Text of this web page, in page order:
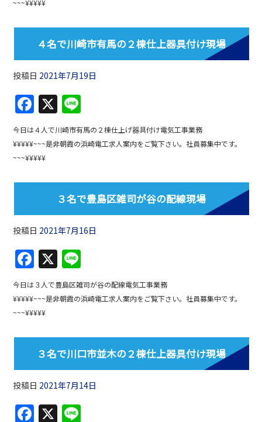
e
b
o
o
k
~~~¥¥¥¥¥
４名で川崎市有馬の２棟仕上器具付け現場
投稿日 2021年7月19日
F
a
c
e
b
o
k
X
n
e
今日は４人で川崎市有馬の２棟仕上げ器具付け電気工事業務
¥¥¥¥¥~~~是非朝霞の浜崎電工求人案内をご覧下さい。社員募集中です。
~~~¥¥¥¥¥
３名で豊島区雑司が谷の配線現場
投稿日 2021年7月16日
F
a
c
e
b
o
o
k
X
n
e
今日は３人で豊島区雑司が谷の配線電気工事業務
¥¥¥¥¥~~~是非朝霞の浜崎電工求人案内をご覧下さい。社員募集中です。
~~~¥¥¥¥¥
３名で川口市並木の２棟仕上器具付け現場
投稿日 2021年7月14日
F X